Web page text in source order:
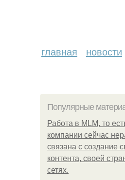
главная новости
Популярные
Работа в MLM, то
компании сейчас
связана с создание
контента, своей
сетях.